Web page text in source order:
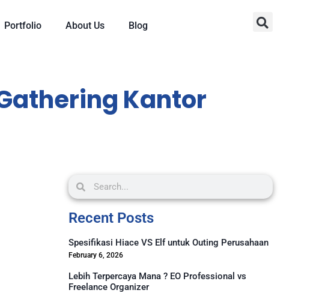
Portfolio About Us Blog
Kantor
Recent Posts
Spesifikasi Hiace VS Elf untuk Outing Perusahaan
February 6, 2026
Lebih Terpercaya Mana ? EO Professional vs
Freelance Organizer